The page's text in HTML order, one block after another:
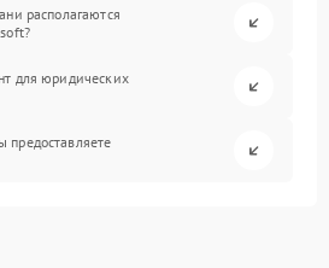
располагаются
для юридических